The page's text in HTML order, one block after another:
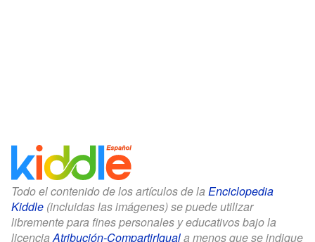
Todo el contenido de los artículos de la Enciclopedia
Kiddle (incluidas las imágenes) se puede utilizar
libremente para fines personales y educativos bajo la
licenciaAtribución-CompartirIguala menos que se indique